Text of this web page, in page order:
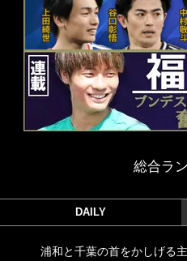
総合ラ
DAILY
浦和と千葉の首をかしげる主